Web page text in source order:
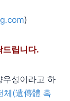
)
드립니다.
우성이라고 하
체(遺傳體 혹